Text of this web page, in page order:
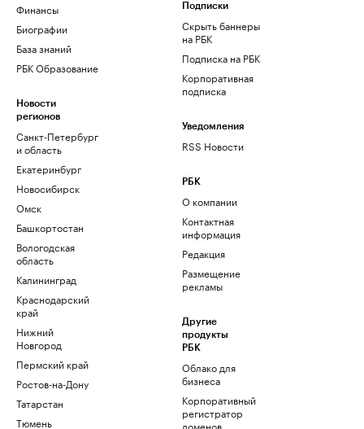
Финансы
Биографии
База знаний
РБК Образование
Новости
регионов
Санкт-Петербург
и область
Екатеринбург
Новосибирск
Омск
Башкортостан
Вологодская
область
Калининград
Краснодарский
край
Нижний
Новгород
Пермский край
Ростов-на-Дону
Татарстан
Тюмень
Подписки
Скрыть баннеры
на РБК
Подписка на РБК
Корпоративная
подписка
Уведомления
RSS Новости
РБК
О компании
Контактная
информация
Редакция
Размещение
рекламы
Другие
продукты
РБК
Облако для
бизнеса
Корпоративный
регистратор
доменов